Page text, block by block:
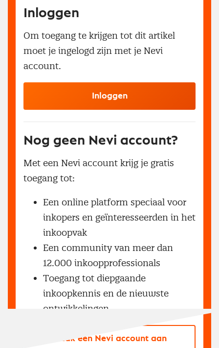
Inloggen
Om toegang te krijgen tot dit artikel
moet je ingelogd zijn met je Nevi
account.
Inloggen
Nog geen Nevi account?
Met een Nevi account krijg je gratis
toegang tot:
Een online platform speciaal voor
inkopers en geïnteresseerden in het
inkoopvak
Een community van meer dan
12.000 inkoopprofessionals
Toegang tot diepgaande
inkoopkennis en de nieuwste
ontwikkelingen
Maak een Nevi account aan